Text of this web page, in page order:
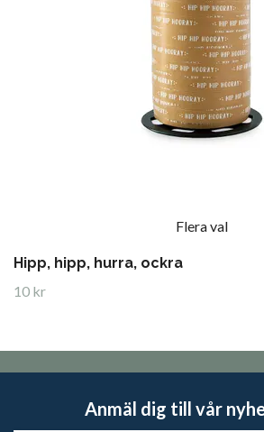
Flera val
Hipp, hipp, hurra, ockra
10 kr
Anmäl dig till vår